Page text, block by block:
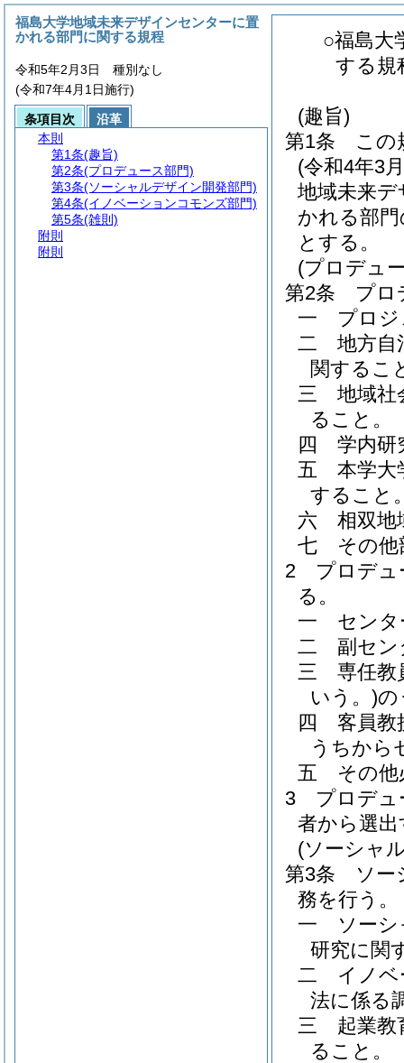
○福島大
する規
(趣旨)
第1条
この
(令和4年3
地域未来
かれる部
とする。
(プロデュ
第2条
プロ
一
プロ
二
地方自
関するこ
三
地域社
ること。
四
学内研
五
本学大
すること
六
相双地
七
その
2
プロデュ
る。
一
センタ
二
副セン
三
専任教
いう。)の
四
客員教
うちから
五
その
3
プロデュ
者から選
(ソーシャ
第3条
ソー
務を行う。
一
ソー
研究に関
二
イノ
法に係る
三
起業教
ること。
福島大学地域未来デザインセンターに置
かれる部門に関する規程
令和5年2月3日 種別なし
(令和7年4月1日施行)
条項目次
沿革
本則
第1条(趣旨)
第2条(プロデュース部門)
第3条(ソーシャルデザイン開発部門)
第4条(イノベーションコモンズ部門)
第5条(雑則)
附則
附則